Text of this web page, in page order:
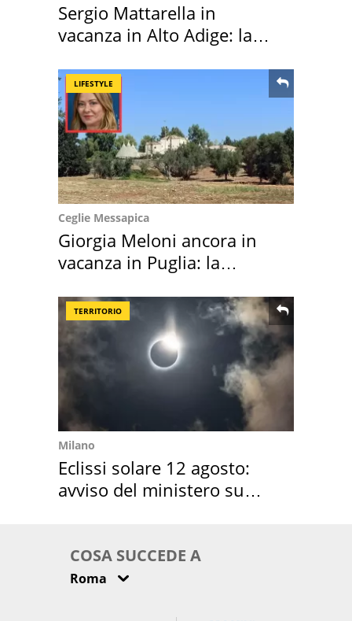
Sergio Mattarella in
vacanza in Alto Adige: la
LIFESTYLE
Ceglie Messapica
Giorgia Meloni ancora in
vacanza in Puglia: la
TERRITORIO
Milano
Eclissi solare 12 agosto:
avviso del ministero su